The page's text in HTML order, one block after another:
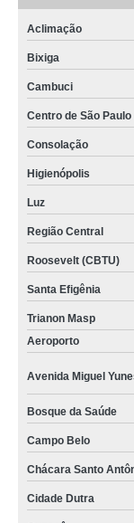
Aclimação
Bixiga
Cambuci
Centro de São Paulo
Consolação
Higienópolis
Luz
Região Central
Roosevelt (CBTU)
Santa Efigênia
Trianon Masp
Aeroporto
Avenida Miguel
Bosque da Saúde
Campo Belo
Chácara Santo
Cidade Dutra